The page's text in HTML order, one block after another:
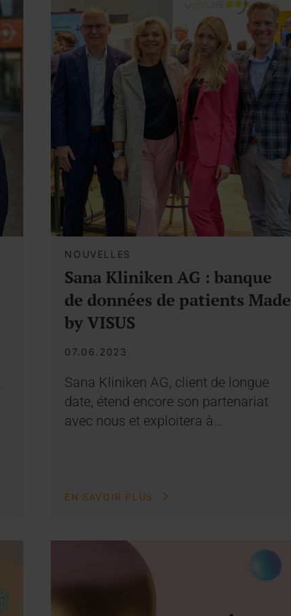
NOUVELLES
Sana Kliniken AG : banque
de données de patients Made
by VISUS
07.06.2023
Sana Kliniken AG, client de longue
date, étend encore son partenariat
avec nous et exploitera à…
EN SAVOIR PLUS